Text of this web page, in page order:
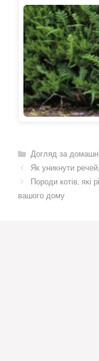
Категорії
Догляд за
Як уникнути
Породи котів, які
вашого дому